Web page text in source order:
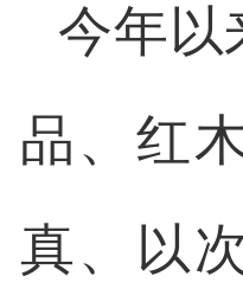
今年以
品、红
真、以